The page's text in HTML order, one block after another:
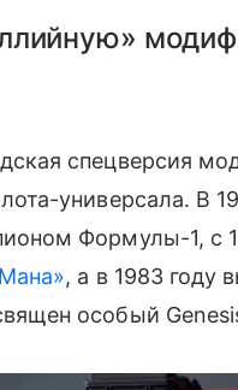
спецверсия
универсала. В
Формулы-1, с
, а в 1983 году
особый